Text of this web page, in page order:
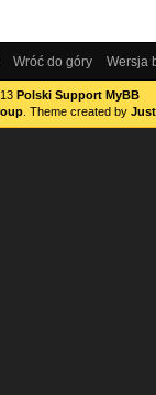
Wróć do góry Wersja
Polski Support MyBB
Theme created by